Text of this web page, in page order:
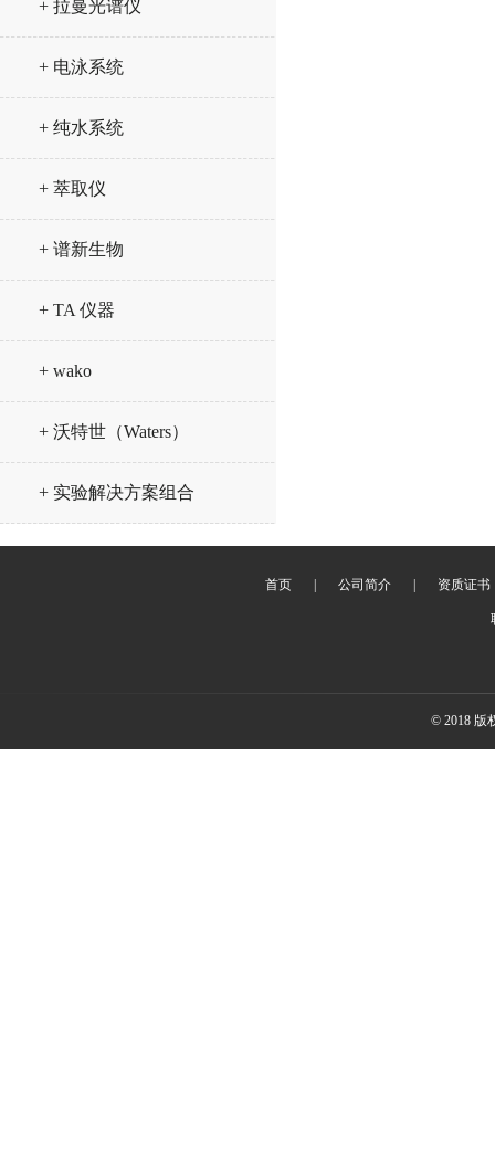
+ 拉曼光谱仪
+ 电泳系统
+ 纯水系统
+ 萃取仪
+ 谱新生物
+ TA 仪器
+ wako
+ 沃特世（Waters）
+ 实验解决方案组合
首页 公司简介 资质证书
© 2018 版